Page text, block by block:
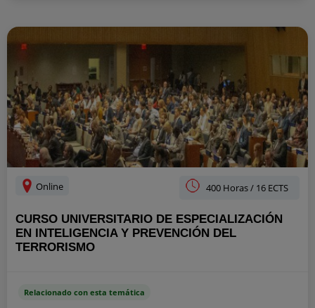
Online 400 Horas / 16 ECTS
CURSO UNIVERSITARIO DE ESPECIALIZACIÓN
EN INTELIGENCIA Y PREVENCIÓN DEL
TERRORISMO
Relacionado con esta temática